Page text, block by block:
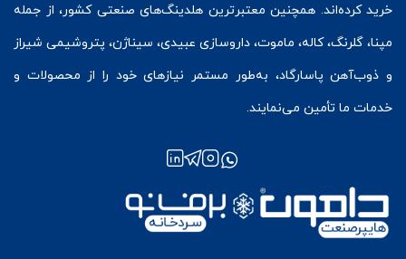
خرید کرده‌اند. همچنین معتبرترین هلدینگ‌های صنعتی کشور، از جمله
مپنا، گلرنگ، کاله، ماموت، داروسازی عبیدی، سیناژن، پتروشیمی شیراز
و ذوب‌آهن پاسارگاد، به‌طور مستمر نیازهای خود را از محصولات و
خدمات ما تأمین می‌نمایند.